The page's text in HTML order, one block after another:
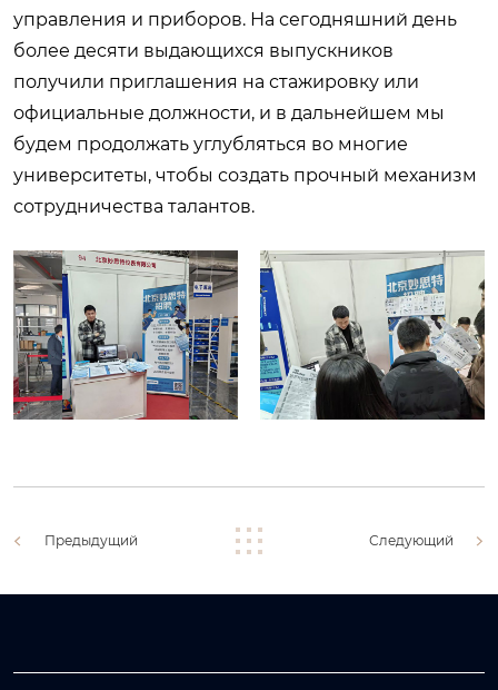
управления и приборов. На сегодняшний день
более десяти выдающихся выпускников
получили приглашения на стажировку или
официальные должности, и в дальнейшем мы
будем продолжать углубляться во многие
университеты, чтобы создать прочный механизм
сотрудничества талантов.
Предыдущий Следующий